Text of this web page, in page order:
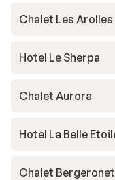
Chalet Les Arolles
Hotel Le Sherpa
Chalet Aurora
Hotel La Belle
Chalet